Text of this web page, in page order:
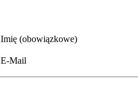
Imię (obowiązkowe)
E-Mail